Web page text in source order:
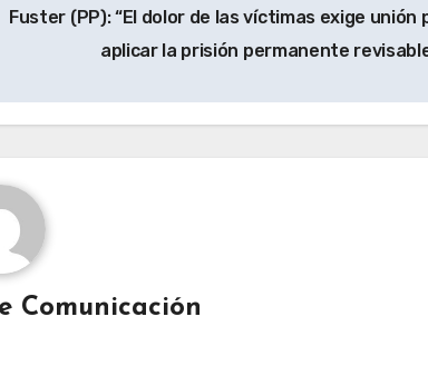
Fuster (PP): “El dolor de las víctimas exige unión
aplicar la prisión permanente
Comunicación